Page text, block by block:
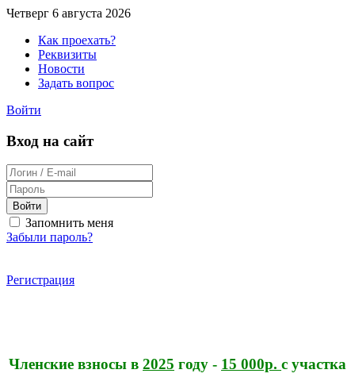
Четверг 6 августа 2026
Как проехать?
Реквизиты
Новости
Задать вопрос
Войти
Вход на сайт
Войти
Запомнить меня
Забыли пароль?
Регистрация
Членские взносы в 2025 году - 15 000р. с участка